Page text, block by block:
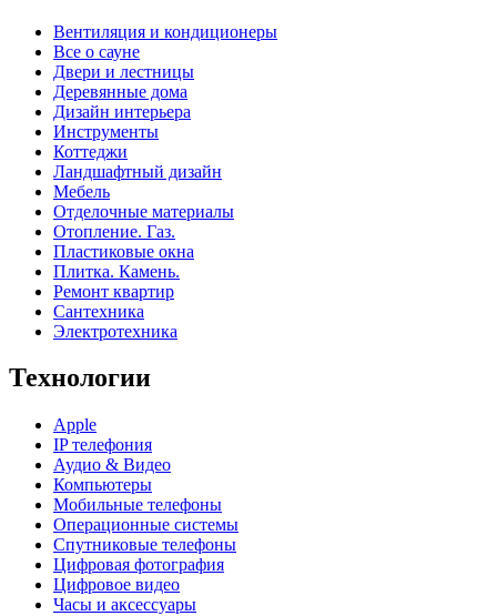
Вентиляция и кондиционеры
Все о сауне
Двери и лестницы
Деревянные дома
Дизайн интерьера
Инструменты
Коттеджи
Ландшафтный дизайн
Мебель
Отделочные материалы
Отопление. Газ.
Пластиковые окна
Плитка. Камень.
Ремонт квартир
Сантехника
Электротехника
Технологии
Apple
IP телефония
Аудио & Видео
Компьютеры
Мобильные телефоны
Операционные системы
Спутниковые телефоны
Цифровая фотография
Цифровое видео
Часы и аксессуары